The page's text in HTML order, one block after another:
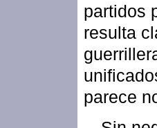
partidos
resulta
parece